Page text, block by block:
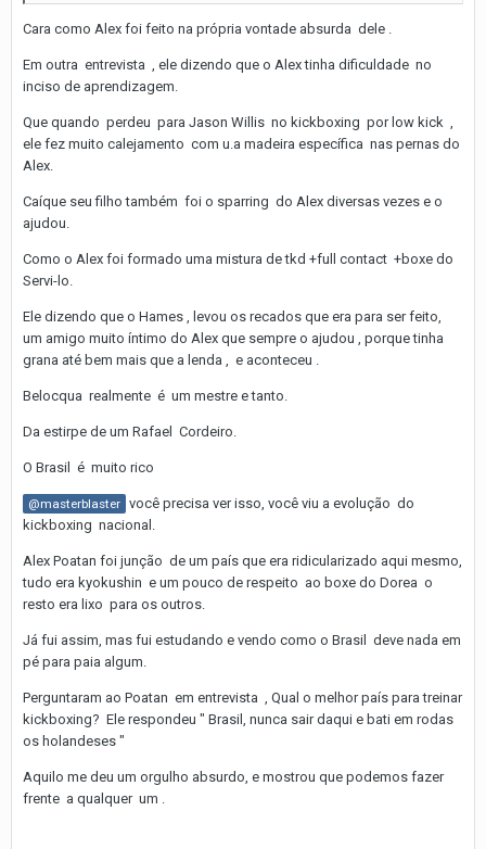
Cara como Alex foi feito na própria vontade absurda dele .
Em outra entrevista , ele dizendo que o Alex tinha dificuldade no
inciso de aprendizagem.
Que quando perdeu para Jason Willis no kickboxing por low kick ,
ele fez muito calejamento com u.a madeira específica nas pernas do
Alex.
Caíque seu filho também foi o sparring do Alex diversas vezes e o
ajudou.
Como o Alex foi formado uma mistura de tkd +full contact +boxe do
Servi-lo.
Ele dizendo que o Hames , levou os recados que era para ser feito,
um amigo muito íntimo do Alex que sempre o ajudou , porque tinha
grana até bem mais que a lenda , e aconteceu .
Belocqua realmente é um mestre e tanto.
Da estirpe de um Rafael Cordeiro.
O Brasil é muito rico
@masterblaster você precisa ver isso, você viu a evolução do
kickboxing nacional.
Alex Poatan foi junção de um país que era ridicularizado aqui mesmo,
tudo era kyokushin e um pouco de respeito ao boxe do Dorea o
resto era lixo para os outros.
Já fui assim, mas fui estudando e vendo como o Brasil deve nada em
pé para paia algum.
Perguntaram ao Poatan em entrevista , Qual o melhor país para treinar
kickboxing? Ele respondeu " Brasil, nunca sair daqui e bati em rodas
os holandeses "
Aquilo me deu um orgulho absurdo, e mostrou que podemos fazer
frente a qualquer um .